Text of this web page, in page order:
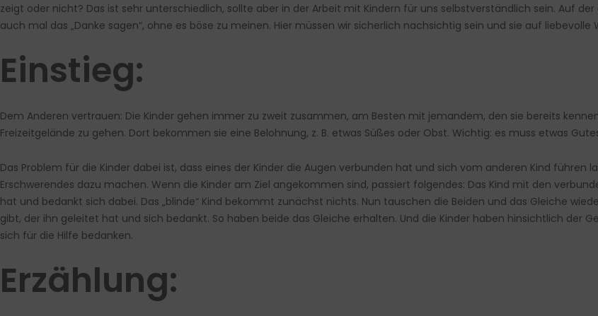
zeigt oder nicht? Das ist sehr unterschiedlich, sollte aber in der Arbeit mit Kindern für uns selbstverständlich sein. Auf
auch mal das „Danke sagen“, ohne es böse zu meinen. Hier müssen wir sicherlich nachsichtig sein und sie auf liebevolle
Einstieg:
Dem Anderen vertrauen: Die Kinder gehen immer zu zweit zusammen, am Besten mit jemandem, den sie bereits
Freizeitgelände zu gehen. Dort bekommen sie eine Belohnung, z. B. etwas Süßes oder Obst. Wichtig: es muss etwas
Das Problem für die Kinder dabei ist, dass eines der Kinder die Augen verbunden hat und sich vom anderen Kind führen
Erschwerendes dazu machen. Wenn die Kinder am Ziel angekommen sind, passiert folgendes: Das Kind mit den
hat und bedankt sich dabei. Das „blinde“ Kind bekommt zunächst nichts. Nun tauschen die Beiden und das Gleiche
gibt, der ihn geleitet hat und sich bedankt. So haben beide das Gleiche erhalten. Und die Kinder haben hinsichtlich der
sich für die Hilfe bedanken.
Erzählung: